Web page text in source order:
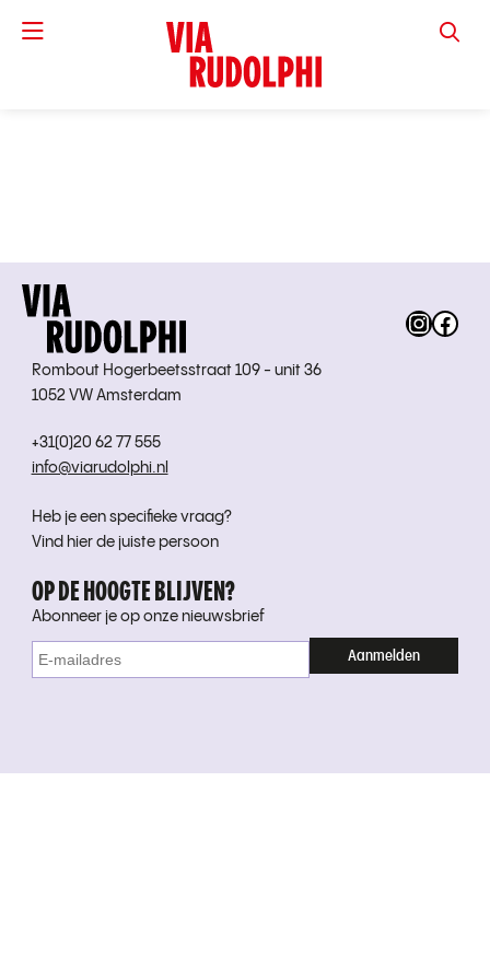
VIA
Rombout Hogerbeetsstraat 109 - unit 36
1052 VW Amsterdam
+31(0)20 62 77 555
info@viarudolphi.nl
Heb je een specifieke vraag?
Vind hier de juiste persoon
OP DE HOOGTE BLIJVEN?
Abonneer je op onze nieuwsbrief